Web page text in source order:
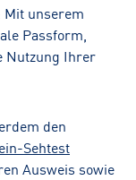
Mit unserem
Passform,
Nutzung Ihrer
den
Sehtest
Ausweis sowie